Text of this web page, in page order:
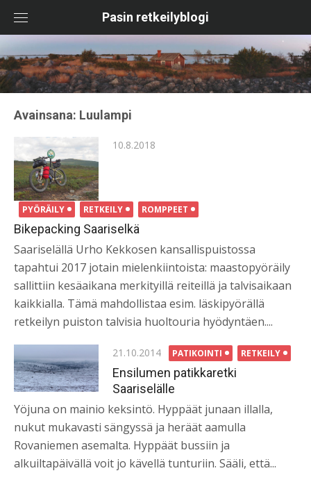
content
Pasin retkeilyblogi
Avainsana: Luulampi
Posted
10.8.2018
PYÖRÄILY RETKEILY ROMPPEET
Bikepacking Saariselkä
Saariselällä Urho Kekkosen kansallispuistossa
tapahtui 2017 jotain mielenkiintoista: maastopyöräily
sallittiin kesäaikana merkityillä reiteillä ja talvisaikaan
kaikkialla. Tämä mahdollistaa esim. läskipyörällä
retkeilyn puiston talvisia huoltouria hyödyntäen....
Posted
on
21.10.2014 PATIKOINTI RETKEILY
Ensilumen patikkaretki
Saariselälle
Yöjuna on mainio keksintö. Hyppäät junaan illalla,
nukut mukavasti sängyssä ja heräät aamulla
Rovaniemen asemalta. Hyppäät bussiin ja
alkuiltapäivällä voit jo kävellä tunturiin. Sääli, että...